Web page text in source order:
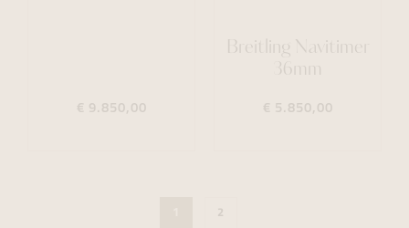
€ 9.850,00
Breitling Navitimer
36mm
€ 5.850,00
2